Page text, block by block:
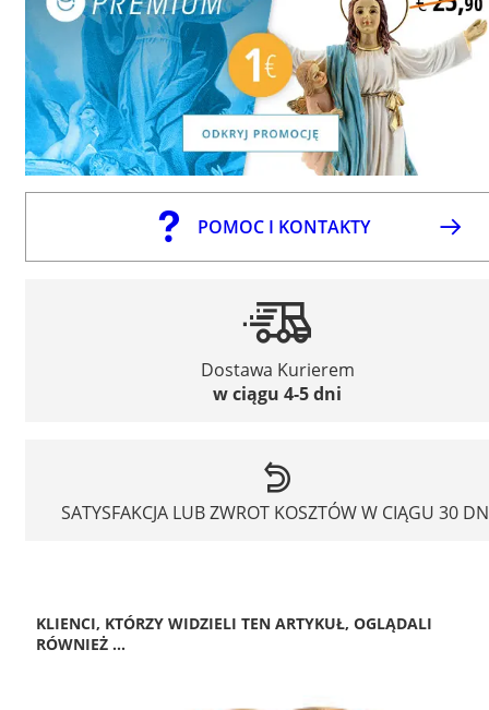
POMOC I KONTAKTY
Dostawa Kurierem
w ciągu 4-5 dni
SATYSFAKCJA LUB ZWROT KOSZTÓW W CIĄGU 30
KLIENCI, KTÓRZY WIDZIELI TEN ARTYKUŁ, OGLĄDALI
RÓWNIEŻ ...